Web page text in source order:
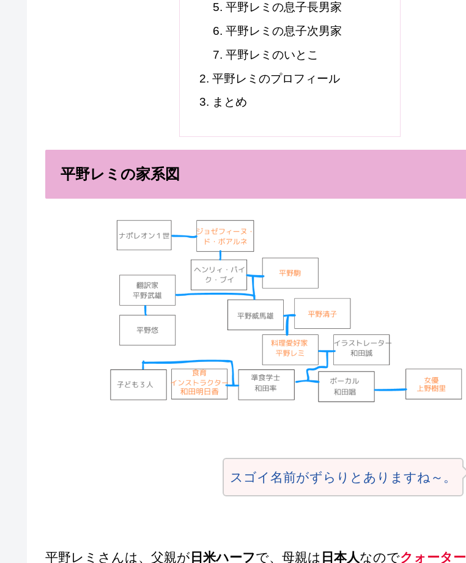
平野レミの息子長男家
平野レミの息子次男家
平野レミのいとこ
平野レミのプロフィール
まとめ
平野レミの家系図
スゴイ名前がずらりとありますね～。
平野レミさんは、父親が 日米ハーフで、母親は 日本人なのでクォーター